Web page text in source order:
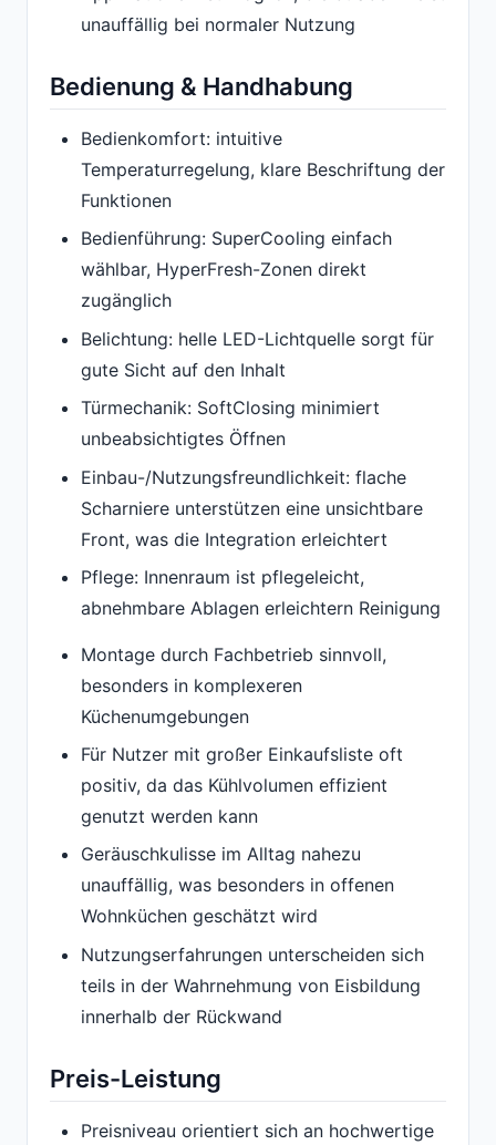
unauffällig bei normaler Nutzung
Bedienung & Handhabung
Bedienkomfort: intuitive
Temperaturregelung, klare Beschriftung der
Funktionen
Bedienführung: SuperCooling einfach
wählbar, HyperFresh-Zonen direkt
zugänglich
Belichtung: helle LED-Lichtquelle sorgt für
gute Sicht auf den Inhalt
Türmechanik: SoftClosing minimiert
unbeabsichtigtes Öffnen
Einbau-/Nutzungsfreundlichkeit: flache
Scharniere unterstützen eine unsichtbare
Front, was die Integration erleichtert
Pflege: Innenraum ist pflegeleicht,
abnehmbare Ablagen erleichtern Reinigung
Montage durch Fachbetrieb sinnvoll,
besonders in komplexeren
Küchenumgebungen
Für Nutzer mit großer Einkaufsliste oft
positiv, da das Kühlvolumen effizient
genutzt werden kann
Geräuschkulisse im Alltag nahezu
unauffällig, was besonders in offenen
Wohnküchen geschätzt wird
Nutzungserfahrungen unterscheiden sich
teils in der Wahrnehmung von Eisbildung
innerhalb der Rückwand
Preis-Leistung
Preisniveau orientiert sich an hochwertige